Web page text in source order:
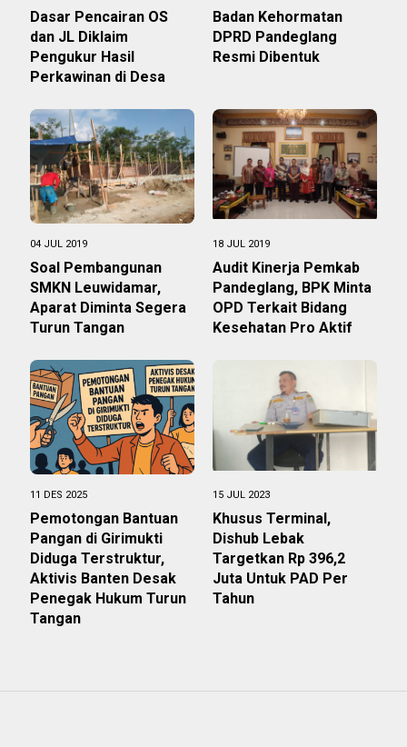
Dasar Pencairan OS
dan JL Diklaim
Pengukur Hasil
Perkawinan di Desa
Badan Kehormatan
DPRD Pandeglang
Resmi Dibentuk
04 JUL 2019
Soal Pembangunan
SMKN Leuwidamar,
Aparat Diminta Segera
Turun Tangan
18 JUL 2019
Audit Kinerja Pemkab
Pandeglang, BPK Minta
OPD Terkait Bidang
Kesehatan Pro Aktif
11 DES 2025
Pemotongan Bantuan
Pangan di Girimukti
Diduga Terstruktur,
Aktivis Banten Desak
Penegak Hukum Turun
Tangan
15 JUL 2023
Khusus Terminal,
Dishub Lebak
Targetkan Rp 396,2
Juta Untuk PAD Per
Tahun